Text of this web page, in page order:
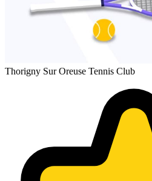
Thorigny Sur Oreuse Tennis Club